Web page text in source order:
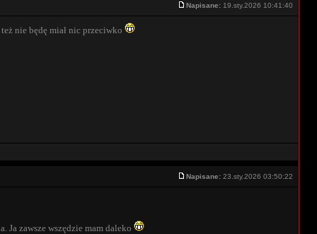
Napisane: 19.sty.2026 10:41:40
nie będę miał nic przeciwko
Napisane: 23.sty.2026 03:50:22
Ja zawsze wszędzie mam daleko